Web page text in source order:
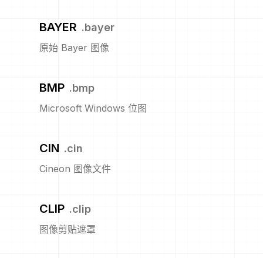
BAYER .bayer
原始 Bayer 图像
BMP .bmp
Microsoft Windows 位图
CIN .cin
Cineon 图像文件
CLIP .clip
图像剪贴遮罩